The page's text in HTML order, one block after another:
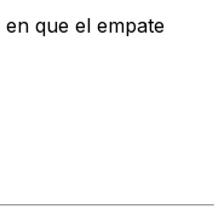
que el empate